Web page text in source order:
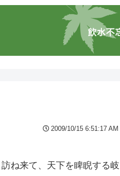
2009/10/15 6:51:17 AM
ね来て、天下を睥睨する岐